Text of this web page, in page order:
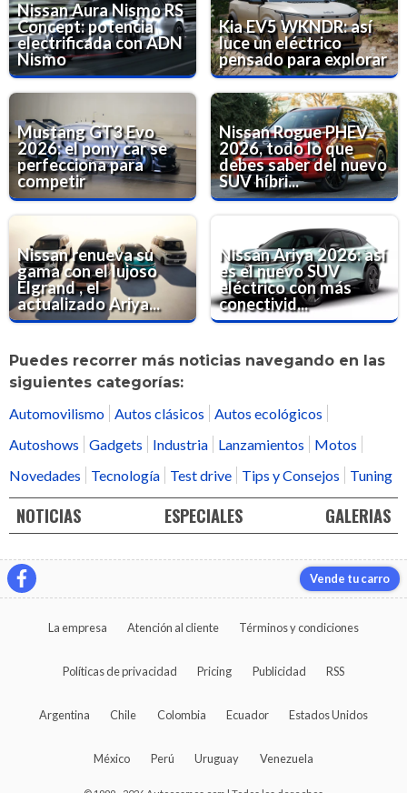
Nissan Aura Nismo RS
Concept: potencia
electrificada con ADN
Nismo
Kia EV5 WKNDR: así
luce un eléctrico
pensado para explorar
Mustang GT3 Evo
2026: el pony car se
perfecciona para
competir
Nissan Rogue PHEV
2026, todo lo que
debes saber del nuevo
SUV híbri...
Nissan renueva su
gama con el lujoso
Elgrand , el
actualizado Ariya...
Nissan Ariya 2026: así
es el nuevo SUV
eléctrico con más
conectivid...
Puedes recorrer más noticias navegando en las
siguientes categorías:
Automovilismo
Autos clásicos
Autos ecológicos
Autoshows
Gadgets Industria Lanzamientos
Motos
Novedades
Tecnología Test drive Tips y Consejos Tuning
NOTICIAS ESPECIALES GALERIAS
Vende tu carro
La empresa Atención al cliente Términos y condiciones
Políticas de privacidad Pricing Publicidad RSS
Argentina Chile Colombia Ecuador Estados Unidos
México Perú Uruguay Venezuela